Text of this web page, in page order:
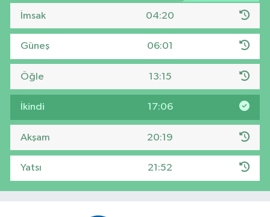
İmsak 04:20
Güneş 06:01
Öğle 13:15
İkindi 17:06
Akşam 20:19
Yatsı 21:52